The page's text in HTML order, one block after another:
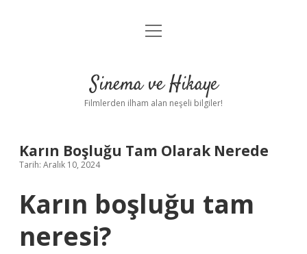
Gizlilik Politikası
Yasal Uyarı
menüyü
Sinema ve Hikaye
Filmlerden ilham alan neşeli bilgiler!
Karın Boşluğu Tam Olarak Nerede
Tarih: Aralık 10, 2024
Karın boşluğu tam
neresi?